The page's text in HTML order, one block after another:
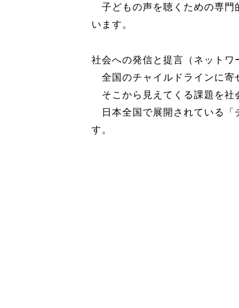
子どもの声を聴くための専門
います。
社会への発信と提言（ネットワ
全国のチャイルドラインに寄
そこから見えてくる課題を社
日本全国で展開されている「
す。